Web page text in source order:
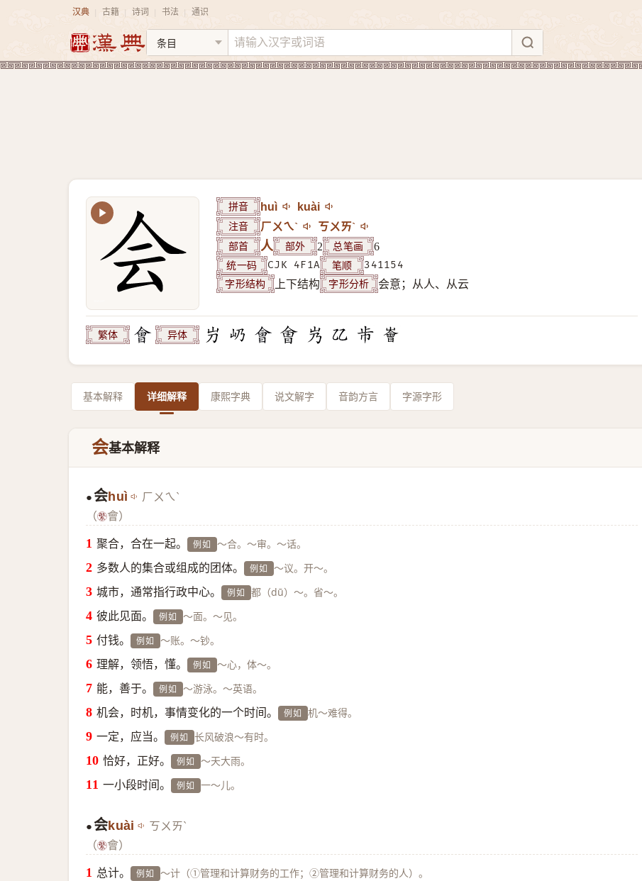
汉典 古籍 诗词 书法 通识
拼音 huì kuài
注音 ㄏㄨㄟˋ ㄎㄨㄞˋ
部首 人 部外 2 总笔画 6
统一码 CJK 4F1A 笔顺 341154
字形结构 上下结构 字形分析 会意；从人、从云
繁体 异体
基本解释 详细解释 康熙字典 说文解字 音韵方言 字源字形
会基本解释
● 会huì ㄏㄨㄟˋ
（
會）
聚合，合在一起。 例如 ～合。～审。～话。
多数人的集合或组成的团体。 例如 ～议。开～。
城市，通常指行政中心。 例如 都（dū）～。省～。
彼此见面。 例如 ～面。～见。
付钱。 例如 ～账。～钞。
理解，领悟，懂。 例如 ～心，体～。
能，善于。 例如 ～游泳。～英语。
机会，时机，事情变化的一个时间。 例如 机～难得。
一定，应当。 例如 长风破浪～有时。
恰好，正好。 例如 ～天大雨。
一小段时间。 例如 一～儿。
● 会kuài ㄎㄨㄞˋ
（
會）
总计。 例如 ～计（①管理和计算财务的工作；②管理和计算财务的人）。